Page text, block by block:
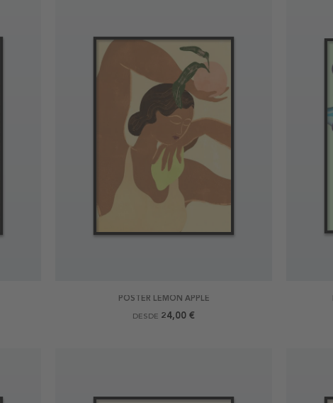
POSTER LEMON APPLE
DESDE 24,00 €